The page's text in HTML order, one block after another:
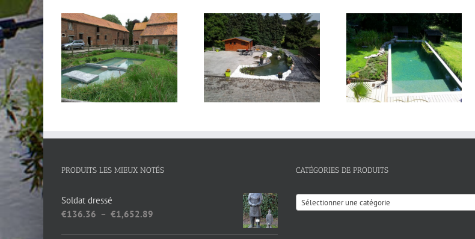
PRODUITS LES MIEUX NOTÉS
Soldat dressé
€136.36 – €1,652.89
CATÉGORIES DE PRODUITS
Sélectionner une catégorie